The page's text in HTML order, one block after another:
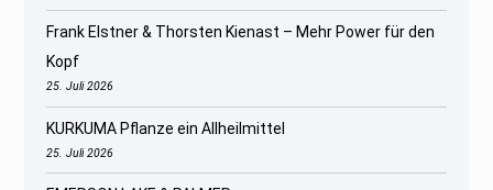
Frank Elstner & Thorsten Kienast – Mehr Power für den
Kopf
25. Juli 2026
KURKUMA Pflanze ein Allheilmittel
25. Juli 2026